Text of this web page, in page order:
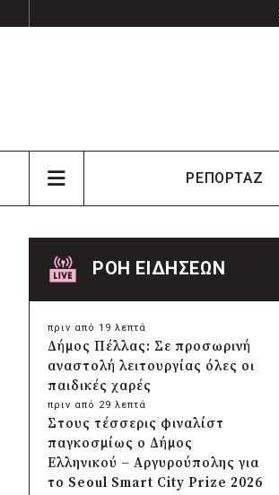
ΡΕΠΟΡΤΑΖ
ΡΟΗ ΕΙΔΗΣΕΩΝ
πριν από 19 λεπτά
Δήμος Πέλλας: Σε προσωρινή
αναστολή λειτουργίας όλες οι
παιδικές χαρές
πριν από 29 λεπτά
Στους τέσσερις φιναλίστ
παγκοσμίως ο Δήμος
Ελληνικού – Αργυρούπολης για
το Seoul Smart City Prize 2026